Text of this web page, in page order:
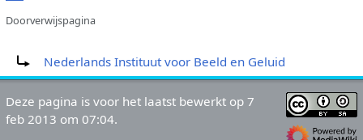
Doorverwijspagina
Nederlands Instituut voor Beeld en Geluid
Deze pagina is voor het laatst bewerkt op 7
feb 2013 om 07:04.